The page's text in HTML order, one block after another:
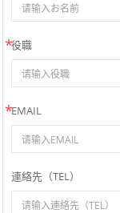
役職
EMAIL
連絡先（TEL）